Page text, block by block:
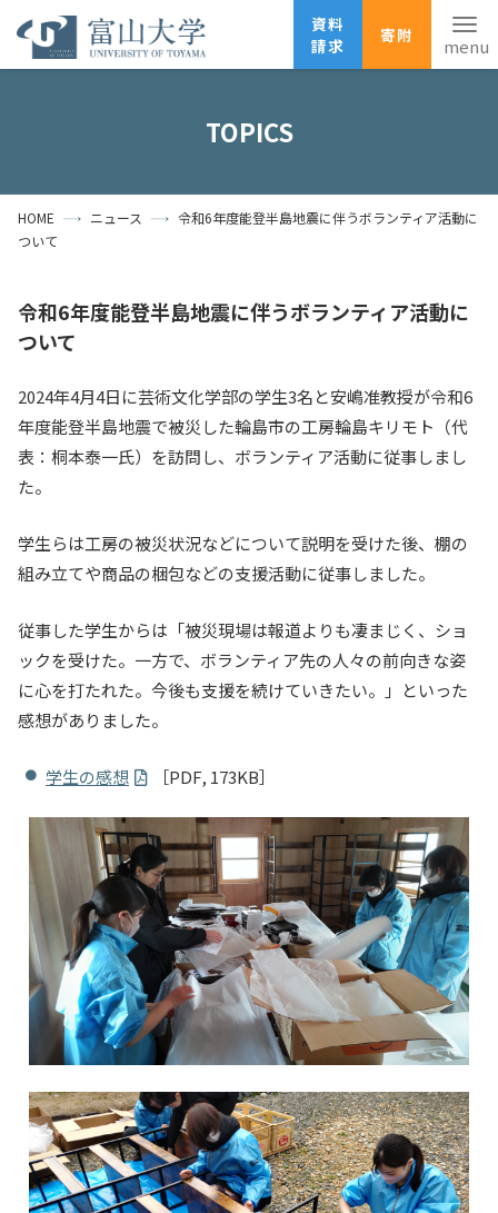
資料
請求
寄附
資料請求
寄附
広報刊行物
受験生の方 地域・一般の方 企業・研究者の方
卒業生の方
大学紹介
学部・大学院・施設
教育・学生支援
研究・産学官連携
TOPICS
HOME ニュース
令和6年度能登半島地震に伴うボランティア活動に
ついて
令和6年度能登半島地震に伴うボランティア活動に
ついて
2024年4月4日に芸術文化学部の学生3名と安嶋准教授が令和6
年度能登半島地震で被災した輪島市の工房輪島キリモト（代
表：桐本泰一氏）を訪問し、ボランティア活動に従事しまし
た。
学生らは工房の被災状況などについて説明を受けた後、棚の
組み立てや商品の梱包などの支援活動に従事しました。
従事した学生からは「被災現場は報道よりも凄まじく、ショ
ックを受けた。一方で、ボランティア先の人々の前向きな姿
に心を打たれた。今後も支援を続けていきたい。」といった
感想がありました。
学生の感想 ［PDF, 173KB］